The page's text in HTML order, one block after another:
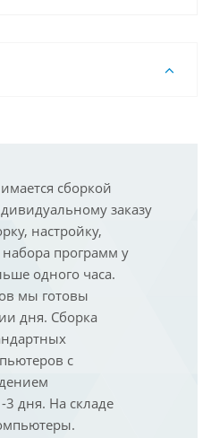
сборкой
заказу
настройку,
набора программ у
одного часа.
мы готовы
дня. Сборка
с
3 дня. На складе